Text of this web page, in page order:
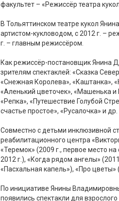
факультет – «Режиссёр театра
В Тольяттинском театре кукол
артистом-кукловодом, с 2012 г. –
г. – главным режиссёром.
Как режиссёр-постановщик Янина
зрителям спектаклей: «Сказка
«Снежная Королева», «Каштанка»,
«Аленький цветочек», «Машенька
«Репка», «Путешествие Голубой
счастье простое», «Русалочка» и др.
Совместно с детьми инклюзивной
реабилитационного центра
«Теремок» (2009 г., первое место
2012 г.), «Когда рядом ангелы»
«Пасхальная капель»), «Про цветы»
По инициативе Янины
появились спектакли для